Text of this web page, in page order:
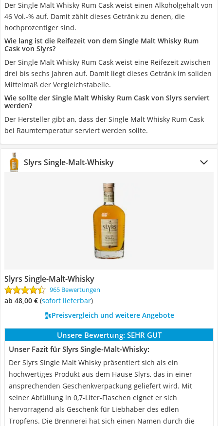
Der Single Malt Whisky Rum Cask weist einen Alkoholgehalt von
46 Vol.-% auf. Damit zählt dieses Getränk zu denen, die
hochprozentiger sind.
Wie lang ist die Reifezeit von dem Single Malt Whisky Rum
Cask von Slyrs?
Der Single Malt Whisky Rum Cask weist eine Reifezeit zwischen
drei bis sechs Jahren auf. Damit liegt dieses Getränk im soliden
Mittelmaß der Vergleichstabelle.
Wie sollte der Single Malt Whisky Rum Cask von Slyrs serviert
werden?
Der Hersteller gibt an, dass der Single Malt Whisky Rum Cask
bei Raumtemperatur serviert werden sollte.
Slyrs Single-Malt-Whisky
Slyrs Single-Malt-Whisky
965 Bewertungen
ab 48,00 € ( Sofort lieferbar)
Preisvergleich und weitere Angebote
Unsere Bewertung: SEHR GUT
Unser Fazit für Slyrs Single-Malt-Whisky:
Der Slyrs Single Malt Whisky präsentiert sich als ein
hochwertiges Produkt aus dem Hause Slyrs, das in einer
ansprechenden Geschenkverpackung geliefert wird. Mit
seiner Abfüllung in 0,7-Liter-Flaschen eignet er sich
hervorragend als Geschenk für Liebhaber des edlen
Tropfens. Die Brennerei hat sich einen Namen durch die